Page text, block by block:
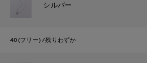
シルバー
40(フリー) 残りわずか